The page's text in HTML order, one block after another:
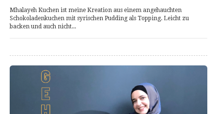
Mhalayeh Kuchen ist meine Kreation aus einem angehauchten
Schokoladenkuchen mit syrischen Pudding als Topping. Leicht zu
backen und auch nicht...